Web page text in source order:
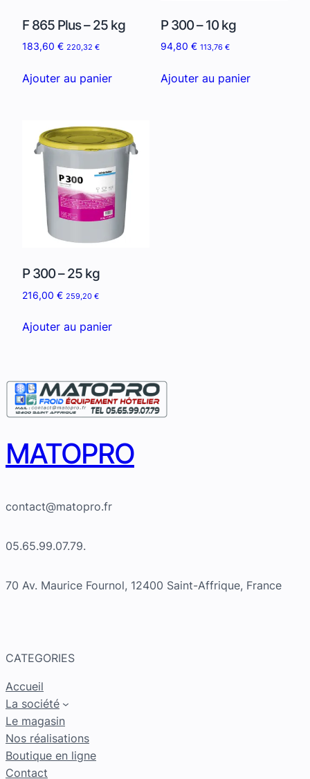
F 865 Plus – 25 kg
183,60 € 220,32 €
Ajouter au panier
P 300 – 10 kg
94,80 € 113,76 €
Ajouter au panier
P 300 – 25 kg
216,00 € 259,20 €
Ajouter au panier
MATOPRO
contact@matopro.fr
05.65.99.07.79.
70 Av. Maurice Fournol, 12400 Saint-Affrique, France
CATEGORIES
Accueil
La société
Le magasin
Nos réalisations
Boutique en ligne
Contact